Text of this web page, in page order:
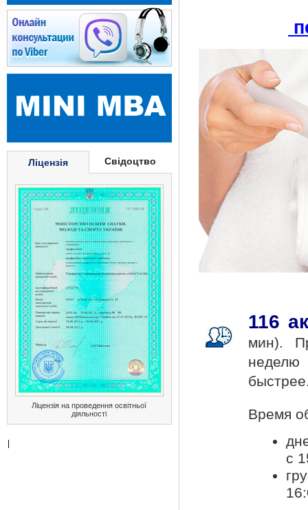
Ліцензія Свідоцтво
Ліцензія на проведення освітньої
діяльності
116
мин).
Время
с